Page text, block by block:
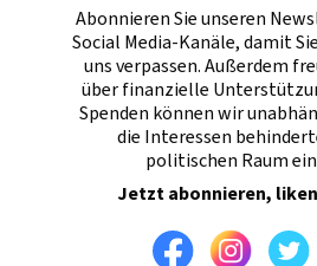
Abonnieren Sie unseren
Social Media-Kanäle, damit
uns verpassen. Außerdem
über finanzielle
Spenden können wir
die Interessen
politischen Raum
Jetzt abonnieren,
Facebook